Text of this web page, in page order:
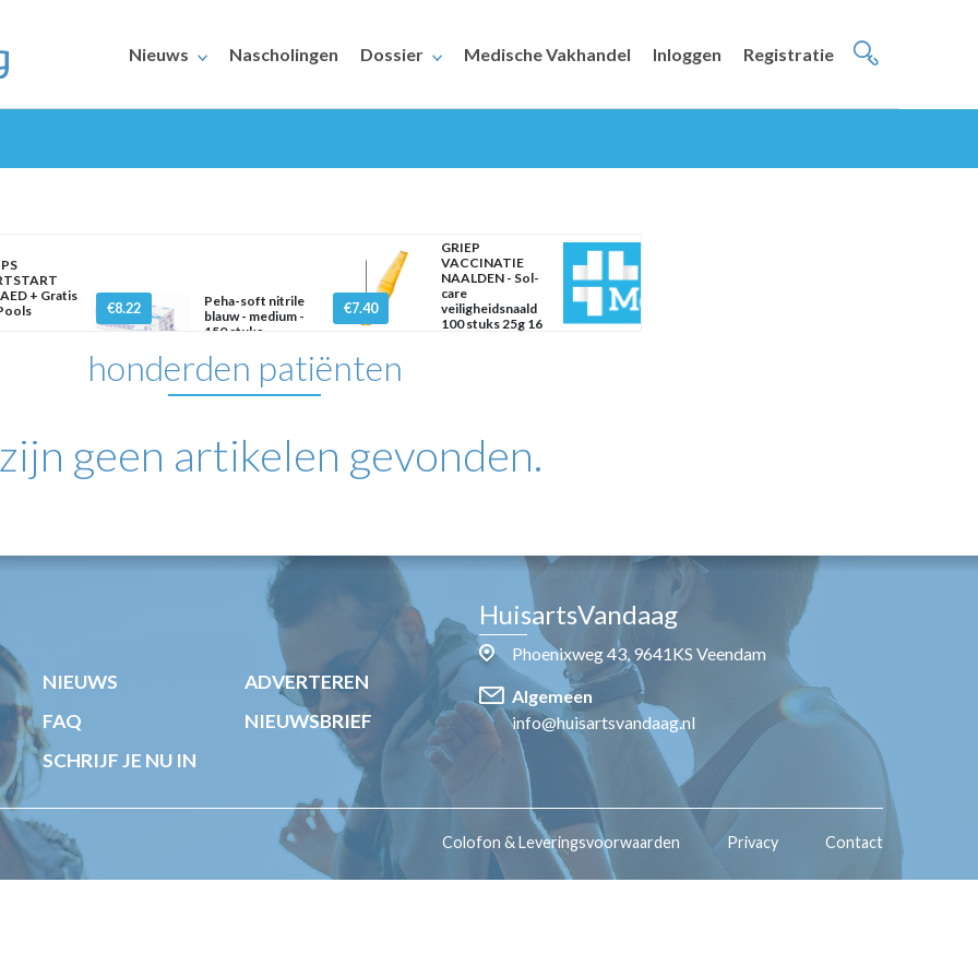
Nieuws Nascholingen Dossier Medische Vakhandel Inloggen Registratie
+ Gratis
€8.22
Peha-soft nitrile
blauw - medium -
150 stuks
€7.40
GRIEP
VACCINATIE
NAALDEN - Sol-
care
veiligheidsnaald
100 stuks 25g 16
honderden patiënten
geen artikelen gevonden.
NIEUWS
ADVERTEREN
FAQ
NIEUWSBRIEF
SCHRIJF JE NU IN
HuisartsVandaag
Phoenixweg 43, 9641KS Veendam
Algemeen
info@huisartsvandaag.nl
Colofon & Leveringsvoorwaarden Privacy Contact